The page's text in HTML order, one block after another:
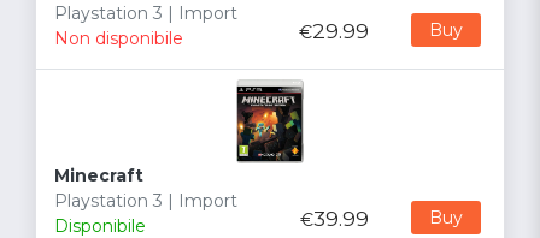
Playstation 3 | Import
Non disponibile
€29.99 Buy
Minecraft
Playstation 3 | Import
Disponibile
€39.99 Buy